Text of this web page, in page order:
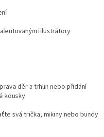
ilustrátory
děr a trhlin nebo přidání
kousky.
svá trička, mikiny nebo bundy